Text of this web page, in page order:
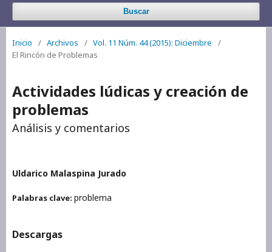
Buscar
Inicio / Archivos / Vol. 11 Núm. 44 (2015): Diciembre
/
El Rincón de Problemas
Actividades lúdicas y creación de
problemas
Análisis y comentarios
Uldarico Malaspina Jurado
Palabras clave: problema
Descargas